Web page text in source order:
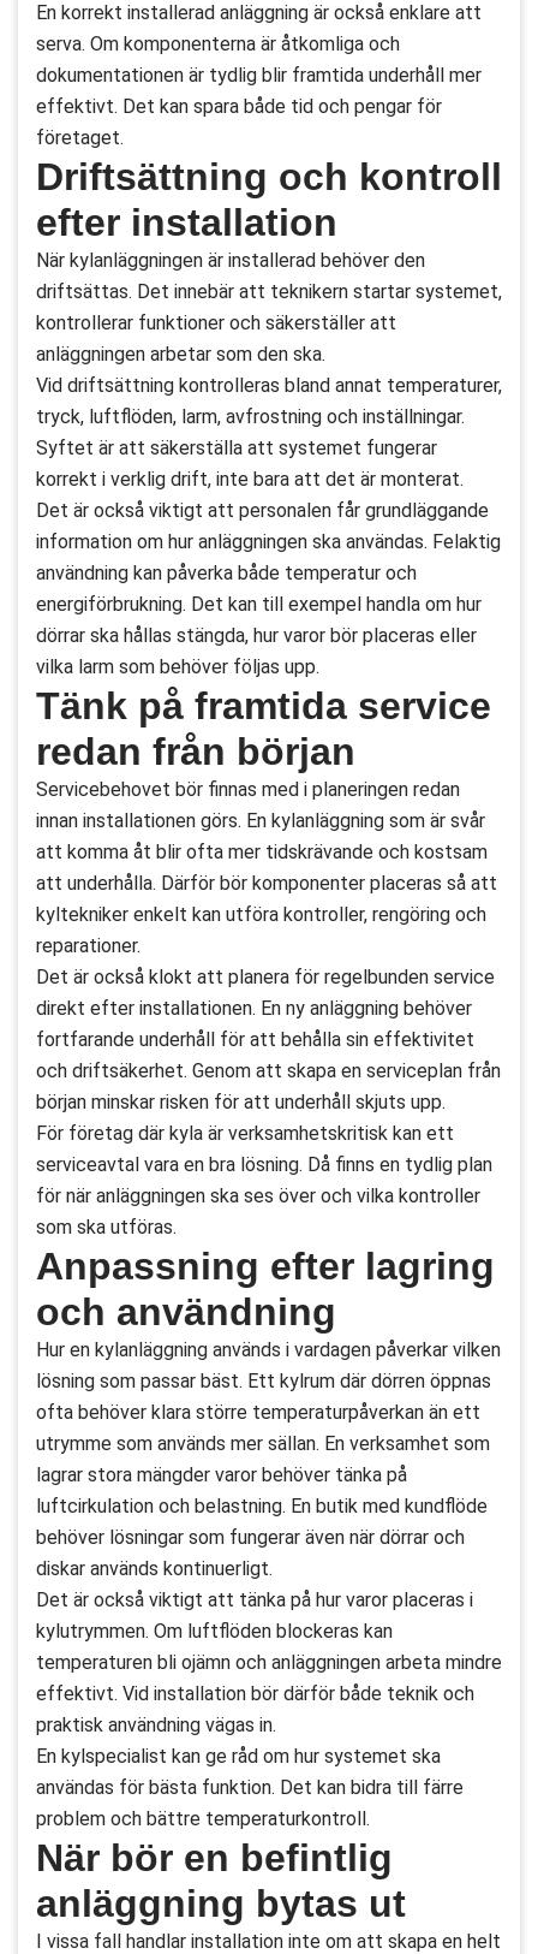
En korrekt installerad anläggning är också enklare att
serva. Om komponenterna är åtkomliga och
dokumentationen är tydlig blir framtida underhåll mer
effektivt. Det kan spara både tid och pengar för
företaget.
Driftsättning och kontroll
efter installation
När kylanläggningen är installerad behöver den
driftsättas. Det innebär att teknikern startar systemet,
kontrollerar funktioner och säkerställer att
anläggningen arbetar som den ska.
Vid driftsättning kontrolleras bland annat temperaturer,
tryck, luftflöden, larm, avfrostning och inställningar.
Syftet är att säkerställa att systemet fungerar
korrekt i verklig drift, inte bara att det är monterat.
Det är också viktigt att personalen får grundläggande
information om hur anläggningen ska användas. Felaktig
användning kan påverka både temperatur och
energiförbrukning. Det kan till exempel handla om hur
dörrar ska hållas stängda, hur varor bör placeras eller
vilka larm som behöver följas upp.
Tänk på framtida service
redan från början
Servicebehovet bör finnas med i planeringen redan
innan installationen görs. En kylanläggning som är svår
att komma åt blir ofta mer tidskrävande och kostsam
att underhålla. Därför bör komponenter placeras så att
kyltekniker enkelt kan utföra kontroller, rengöring och
reparationer.
Det är också klokt att planera för regelbunden service
direkt efter installationen. En ny anläggning behöver
fortfarande underhåll för att behålla sin effektivitet
och driftsäkerhet. Genom att skapa en serviceplan från
början minskar risken för att underhåll skjuts upp.
För företag där kyla är verksamhetskritisk kan ett
serviceavtal vara en bra lösning. Då finns en tydlig plan
för när anläggningen ska ses över och vilka kontroller
som ska utföras.
Anpassning efter lagring
och användning
Hur en kylanläggning används i vardagen påverkar vilken
lösning som passar bäst. Ett kylrum där dörren öppnas
ofta behöver klara större temperaturpåverkan än ett
utrymme som används mer sällan. En verksamhet som
lagrar stora mängder varor behöver tänka på
luftcirkulation och belastning. En butik med kundflöde
behöver lösningar som fungerar även när dörrar och
diskar används kontinuerligt.
Det är också viktigt att tänka på hur varor placeras i
kylutrymmen. Om luftflöden blockeras kan
temperaturen bli ojämn och anläggningen arbeta mindre
effektivt. Vid installation bör därför både teknik och
praktisk användning vägas in.
En kylspecialist kan ge råd om hur systemet ska
användas för bästa funktion. Det kan bidra till färre
problem och bättre temperaturkontroll.
När bör en befintlig
anläggning bytas ut
I vissa fall handlar installation inte om att skapa en helt